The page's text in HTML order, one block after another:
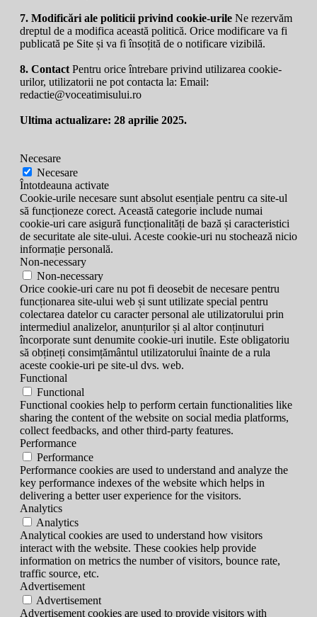
7. Modificări ale politicii privind cookie-urile Ne rezervăm
dreptul de a modifica această politică. Orice modificare va fi
publicată pe Site și va fi însoțită de o notificare vizibilă.
8. Contact Pentru orice întrebare privind utilizarea cookie-
urilor, utilizatorii ne pot contacta la: Email:
redactie@voceatimisului.ro
Ultima actualizare: 28 aprilie 2025.
Necesare
Necesare
Întotdeauna activate
Cookie-urile necesare sunt absolut esențiale pentru ca site-ul
să funcționeze corect. Această categorie include numai
cookie-uri care asigură funcționalități de bază și caracteristici
de securitate ale site-ului. Aceste cookie-uri nu stochează nicio
informație personală.
Non-necessary
Non-necessary
Orice cookie-uri care nu pot fi deosebit de necesare pentru
funcționarea site-ului web și sunt utilizate special pentru
colectarea datelor cu caracter personal ale utilizatorului prin
intermediul analizelor, anunțurilor și al altor conținuturi
încorporate sunt denumite cookie-uri inutile. Este obligatoriu
să obțineți consimțământul utilizatorului înainte de a rula
aceste cookie-uri pe site-ul dvs. web.
Functional
Functional
Functional cookies help to perform certain functionalities like
sharing the content of the website on social media platforms,
collect feedbacks, and other third-party features.
Performance
Performance
Performance cookies are used to understand and analyze the
key performance indexes of the website which helps in
delivering a better user experience for the visitors.
Analytics
Analytics
Analytical cookies are used to understand how visitors
interact with the website. These cookies help provide
information on metrics the number of visitors, bounce rate,
traffic source, etc.
Advertisement
Advertisement
Advertisement cookies are used to provide visitors with